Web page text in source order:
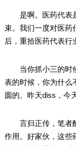
是啊。医药代表是
束。我们一度对医药
后，重拾医药代表行
当你抓小三的时候
表的时候，你为什么
圆的。昨天diss，今
言归正传，笔者醒
作用。好家伙，这些